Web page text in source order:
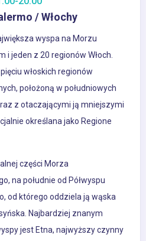
/ Włochy
wyspa na Morzu
i jeden z 20 regionów Włoch.
włoskich regionów
położoną w południowych
z otaczającymi ją mniejszymi
określana jako Regione
części Morza
na południe od Półwyspu
od którego oddziela ją wąska
Najbardziej znanym
jest Etna, najwyższy czynny